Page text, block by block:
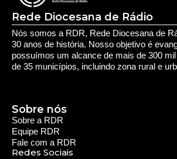
Rede Diocesana de Rádio
Nós somos a RDR, Rede Diocesana de
30 anos de história. Nosso objetivo é
possuímos um alcance de mais de 300
de 35 municípios, incluindo zona rural e
Sobre a RDR
Equipe RDR
Fale com a RDR
Redes Sociais
Sobre nós